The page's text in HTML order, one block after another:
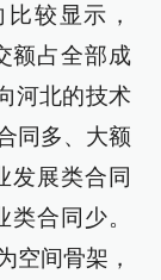
较显示，
额占全部成
河北的技术
同多、大额
发展类合同
合同少。
空间骨架，